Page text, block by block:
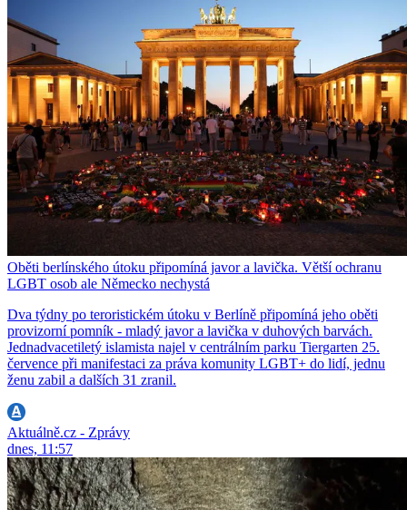
Oběti berlínského útoku připomíná javor a lavička. Větší ochranu
LGBT osob ale Německo nechystá
Dva týdny po teroristickém útoku v Berlíně připomíná jeho oběti
provizorní pomník - mladý javor a lavička v duhových barvách.
Jednadvacetiletý islamista najel v centrálním parku Tiergarten 25.
července při manifestaci za práva komunity LGBT+ do lidí, jednu
ženu zabil a dalších 31 zranil.
Aktuálně.cz - Zprávy
dnes, 11:57